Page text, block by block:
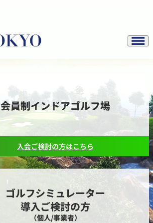
会員制インドアゴルフ場
入会ご検討の方はこちら
ゴルフシミュレーター
導入ご検討の方
（個人/事業者）